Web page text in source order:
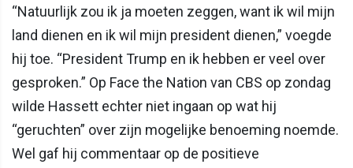
“Natuurlijk zou ik ja moeten zeggen, want ik wil mijn
land dienen en ik wil mijn president dienen,” voegde
hij toe. “President Trump en ik hebben er veel over
gesproken.” Op Face the Nation van CBS op zondag
wilde Hassett echter niet ingaan op wat hij
“geruchten” over zijn mogelijke benoeming noemde.
Wel gaf hij commentaar op de positieve